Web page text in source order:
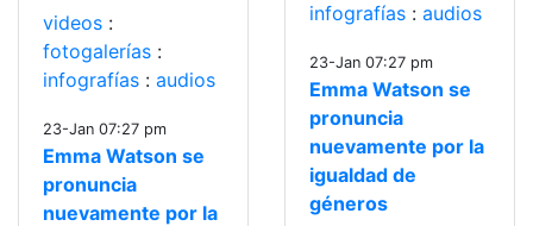
videos :
fotogalerías :
infografías : audios
23-Jan 07:27 pm
Emma Watson se
pronuncia
nuevamente por la
infografías : audios
23-Jan 07:27 pm
Emma Watson se
pronuncia
nuevamente por la
igualdad de
géneros